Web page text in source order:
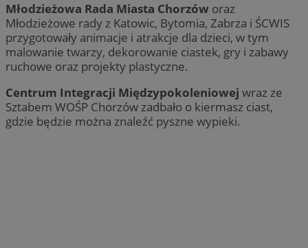
Młodzieżowa Rada Miasta Chorzów oraz
Młodzieżowe rady z Katowic, Bytomia, Zabrza i ŚCWIS
przygotowały animacje i atrakcje dla dzieci, w tym
malowanie twarzy, dekorowanie ciastek, gry i zabawy
ruchowe oraz projekty plastyczne.
Centrum Integracji Międzypokoleniowej wraz ze
Sztabem WOŚP Chorzów zadbało o kiermasz ciast,
gdzie będzie można znaleźć pyszne wypieki.